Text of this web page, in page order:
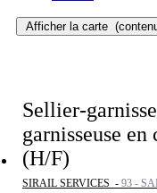
Afficher la carte
Sellier-
garnisseuse
(H/F)
SIRAIL SERVICES - 93 -